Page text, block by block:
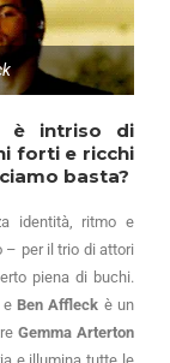
è intriso di
forti e ricchi
basta?
identità, ritmo e
– per il trio di attori
piena di buchi.
e Ben Affleck è un
Gemma Arterton